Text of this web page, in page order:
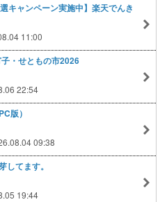
キャンペーン実施中】楽天でんき
11:00
・せともの市2026
22:54
版）
09:38
してます。
19:44